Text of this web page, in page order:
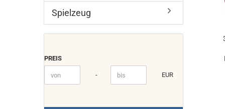
Spielzeug
PREIS
Preis bis - EUR